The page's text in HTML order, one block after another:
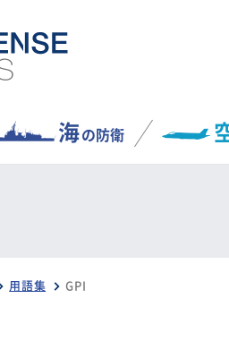
海の防衛
用語集 GPI